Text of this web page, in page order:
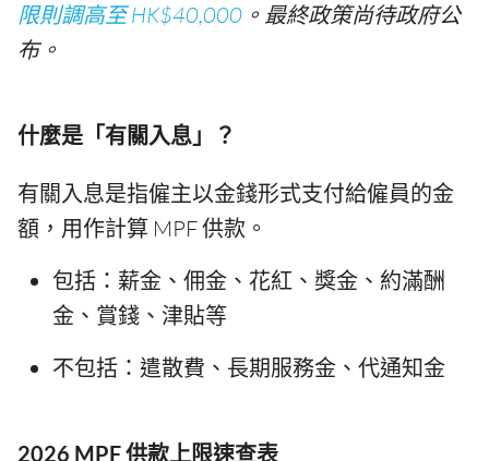
限則調高至 HK$40,000 。最終政策尚待政府公
布。
什麼是「有關入息」？
有關入息是指僱主以金錢形式支付給僱員的金
額，用作計算 MPF 供款。
包括：薪金、佣金、花紅、獎金、約滿酬
金、賞錢、津貼等
不包括：遣散費、長期服務金、代通知金
2026 MPF 供款上限速查表